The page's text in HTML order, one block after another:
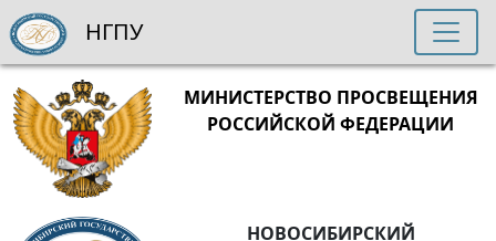
МИНИСТЕРСТВО ПРОСВЕЩЕНИЯ
РОССИЙСКОЙ ФЕДЕРАЦИИ
НОВОСИБИРСКИЙ
НГПУ